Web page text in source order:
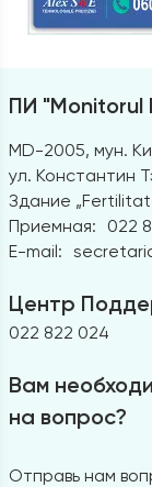
ПИ "Monitorul
MD-2005, мун.
ул. Константин
Здание
Приемная:
022
E-mail:
Центр
022 822 024
Вам
на вопрос?
Отправь нам